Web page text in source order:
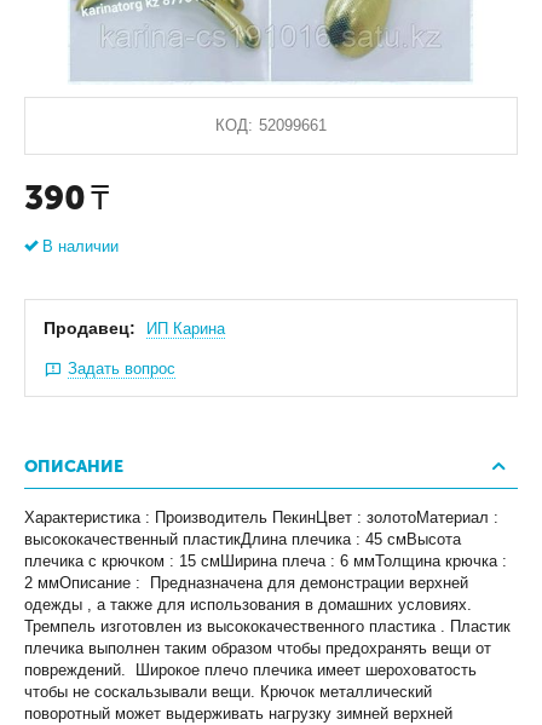
КОД: 52099661
390 ₸
В наличии
Продавец: ИП Карина
Задать вопрос
ОПИСАНИЕ
Характеристика : Производитель ПекинЦвет : золотоМатериал :
высококачественный пластикДлина плечика : 45 смВысота
плечика с крючком : 15 смШирина плеча : 6 ммТолщина крючка :
2 ммОписание : Предназначена для демонстрации верхней
одежды , а также для использования в домашних условиях.
Тремпель изготовлен из высококачественного пластика . Пластик
плечика выполнен таким образом чтобы предохранять вещи от
повреждений. Широкое плечо плечика имеет шероховатость
чтобы не соскальзывали вещи. Крючок металлический
поворотный может выдерживать нагрузку зимней верхней